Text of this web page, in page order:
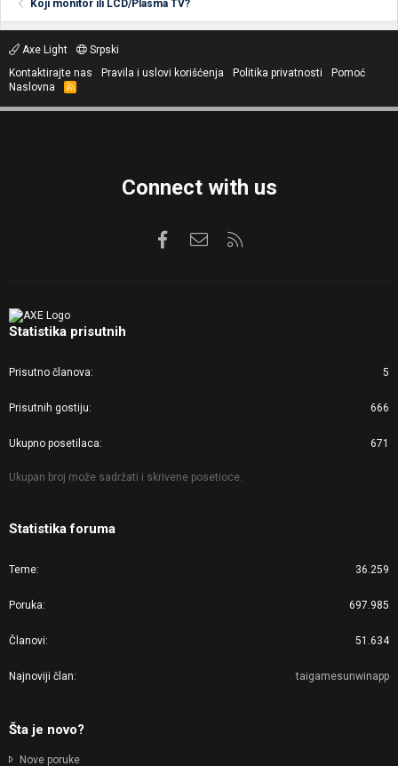
Koji monitor ili LCD/Plasma TV?
Axe Light
Srpski
Kontaktirajte nas
Pravila i uslovi korišćenja Politika privatnosti
Pomoć
Naslovna
R
S
Connect with us
FacebookKontaktirajte nas
Statistika prisutnih
Prisutno članova 5
Prisutnih gostiju 666
Ukupno posetilaca 671
Ukupan broj može sadržati i skrivene posetioce.
Statistika foruma
Teme 36.259
Poruka 697.985
Članovi 51.634
Najnoviji član taigamesunwinapp
Šta je novo?
Nove poruke